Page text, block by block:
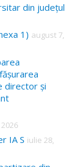
din județul
1) august 7,
director și
IA S iulie 28,